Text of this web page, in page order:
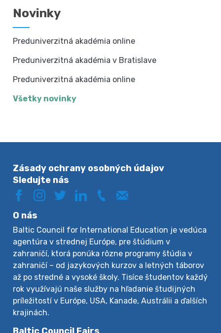
Novinky
Preduniverzitná akadémia online
Preduniverzitná akadémia v Bratislave
Preduniverzitná akadémia online
Všetky novinky
Zásady ochrany osobných údajov
Sledujte nás
O nás
Baltic Council for International Education je vedúca
agentúra v strednej Európe, pre štúdium v
zahraničí, ktorá ponúka rôzne programy štúdia v
zahraničí – od jazykových kurzov a letných táborov
až po stredné a vysoké školy. Tisíce študentov každý
rok využívajú naše služby na hľadanie študijných
príležitostí v Európe, USA, Kanade, Austrálii a ďalších
krajinách.
Baltic Council Fairs